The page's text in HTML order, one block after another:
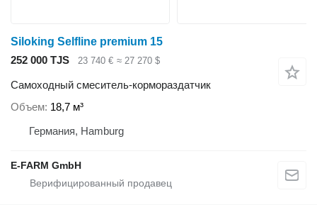
Siloking Selfline premium 15
252 000 TJS
23 740 € ≈ 27 270 $
Самоходный смеситель-кормораздатчик
Объем 18,7 м³
Германия, Hamburg
E-FARM GmbH